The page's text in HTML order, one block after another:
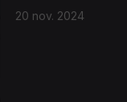
20 nov. 2024